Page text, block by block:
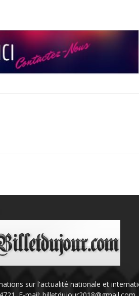
sur l'actualité nationale et